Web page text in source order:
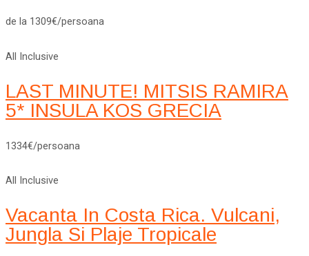
de la 1309€/persoana
All Inclusive
LAST MINUTE! MITSIS RAMIRA
5* INSULA KOS GRECIA
1334€/persoana
All Inclusive
Vacanta In Costa Rica. Vulcani,
Jungla Si Plaje Tropicale